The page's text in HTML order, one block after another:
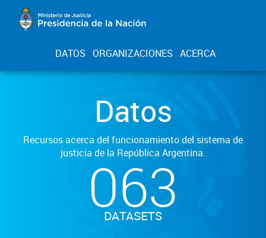
DATOS ORGANIZACIONES ACERCA
Datos
Recursos acerca del funcionamiento del sistema de
justicia de la República Argentina.
063
DATASETS